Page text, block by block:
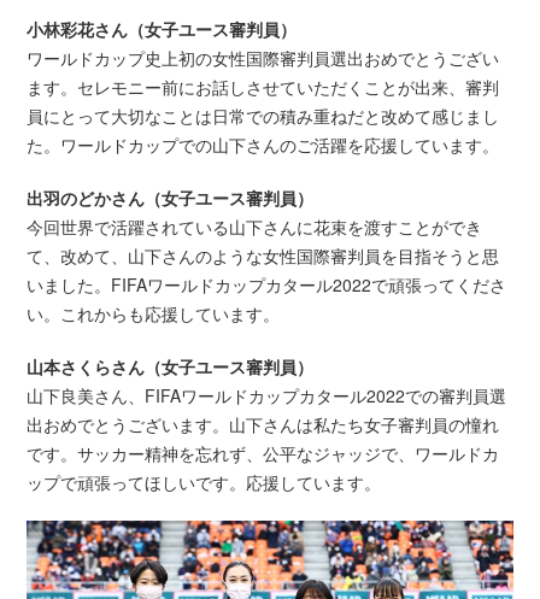
小林彩花さん（女子ユース審判員）
ワールドカップ史上初の女性国際審判員選出おめでとうござい
ます。セレモニー前にお話しさせていただくことが出来、審判
員にとって大切なことは日常での積み重ねだと改めて感じまし
た。ワールドカップでの山下さんのご活躍を応援しています。
出羽のどかさん（女子ユース審判員）
今回世界で活躍されている山下さんに花束を渡すことができ
て、改めて、山下さんのような女性国際審判員を目指そうと思
いました。FIFAワールドカップカタール2022で頑張ってくださ
い。これからも応援しています。
山本さくらさん（女子ユース審判員）
山下良美さん、FIFAワールドカップカタール2022での審判員選
出おめでとうございます。山下さんは私たち女子審判員の憧れ
です。サッカー精神を忘れず、公平なジャッジで、ワールドカ
ップで頑張ってほしいです。応援しています。